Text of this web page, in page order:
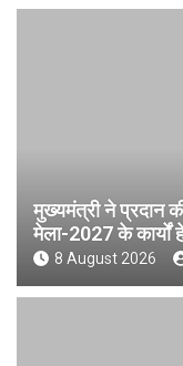
मुख्यमंत्री ने प्रदान
मेला-2027 के कार्यों
8 August 2026